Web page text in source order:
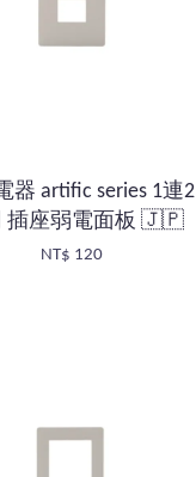
器 artific series 1連2
插座弱電面板 🇯🇵
NT$ 120